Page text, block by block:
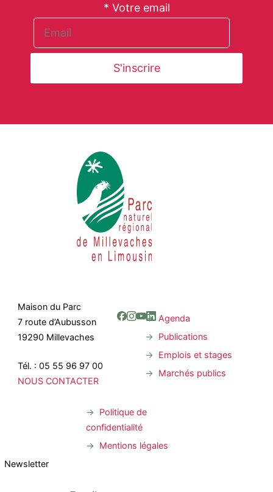
* Votre email
Maison du Parc
7 route d’Aubusson
19290 Millevaches
Tél. : 05 55 96 97 00
NOUS CONTACTER
Agenda
Publications
Emplois et stages
Marchés publics
Politique de
confidentialité
Mentions légales
Newsletter